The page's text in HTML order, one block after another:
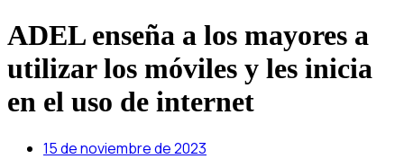
ADEL enseña a los mayores a
utilizar los móviles y les inicia
en el uso de internet
15 de noviembre de 2023